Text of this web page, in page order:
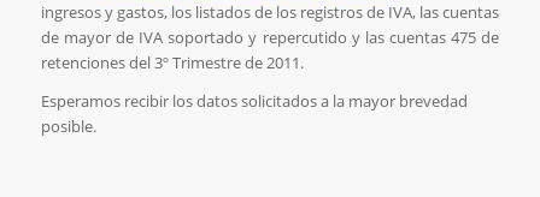
ingresos y gastos, los listados de los registros de IVA, las cuentas
de mayor de IVA soportado y repercutido y las cuentas 475 de
retenciones del 3º Trimestre de 2011.
Esperamos recibir los datos solicitados a la mayor brevedad
posible.